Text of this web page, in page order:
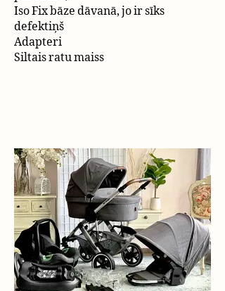
Iso Fix bāze dāvanā, jo ir sīks
defektiņš
Adapteri
Siltais ratu maiss